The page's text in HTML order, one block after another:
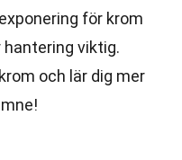
för krom
viktig.
och lär dig mer